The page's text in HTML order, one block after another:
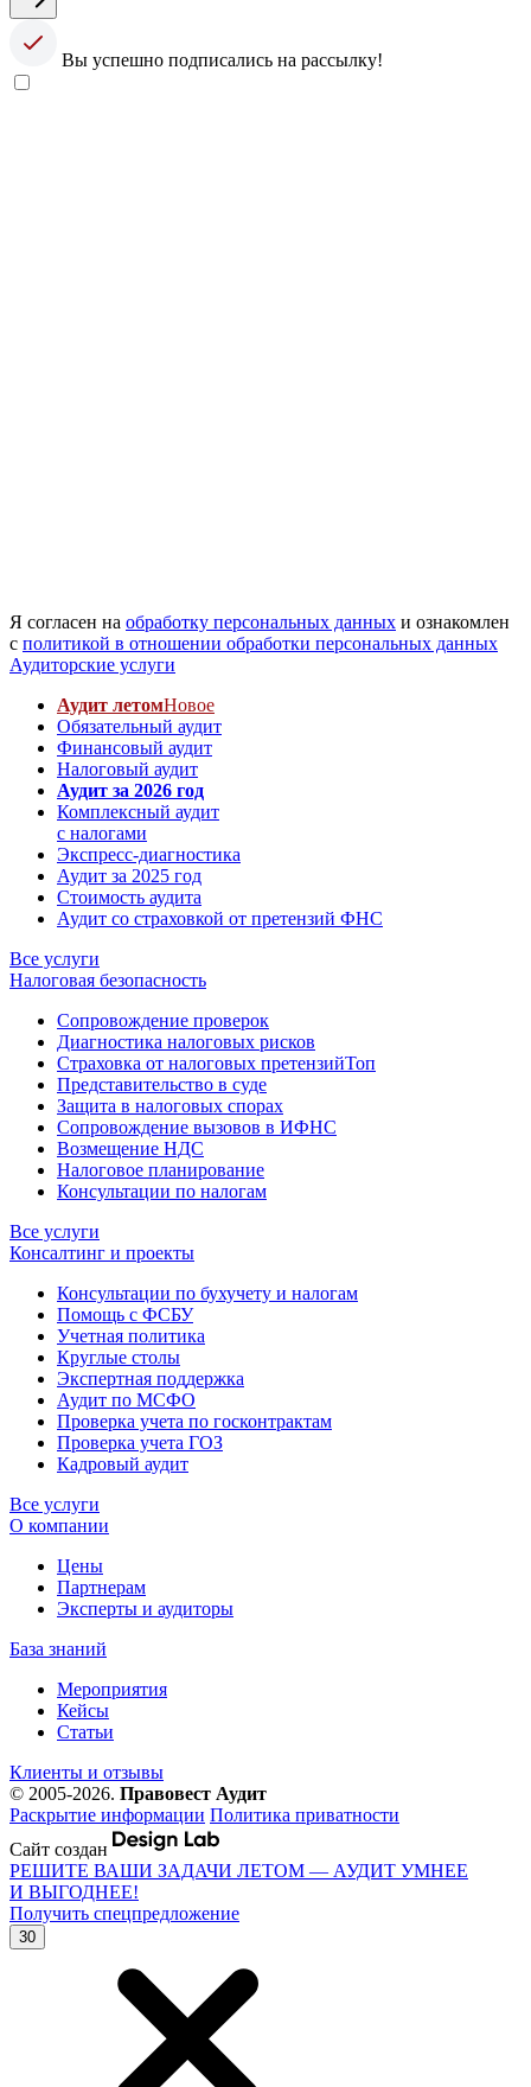
Вы успешно подписались на рассылку!
Я согласен на обработку персональных данных и ознакомлен
с политикой в отношении обработки персональных данных
Аудиторские услуги
Аудит летомНовое
Обязательный аудит
Финансовый аудит
Налоговый аудит
Аудит за 2026 год
Комплексный аудит
с налогами
Экспресс-диагностика
Аудит за 2025 год
Стоимость аудита
Аудит со страховкой от претензий ФНС
Все услуги
Налоговая безопасность
Сопровождение проверок
Диагностика налоговых рисков
Страховка от налоговых претензийТоп
Представительство в суде
Защита в налоговых спорах
Сопровождение вызовов в ИФНС
Возмещение НДС
Налоговое планирование
Консультации по налогам
Все услуги
Консалтинг и проекты
Консультации по бухучету и налогам
Помощь с ФСБУ
Учетная политика
Круглые столы
Экспертная поддержка
Аудит по МСФО
Проверка учета по госконтрактам
Проверка учета ГОЗ
Кадровый аудит
Все услуги
О компании
Цены
Партнерам
Эксперты и аудиторы
База знаний
Мероприятия
Кейсы
Статьи
Клиенты и отзывы
© 2005-2026. Правовест Аудит
Раскрытие информации Политика приватности
Сайт создан
РЕШИТЕ ВАШИ ЗАДАЧИ ЛЕТОМ — АУДИТ УМНЕЕ
И ВЫГОДНЕЕ!
Получить спецпредложение
30